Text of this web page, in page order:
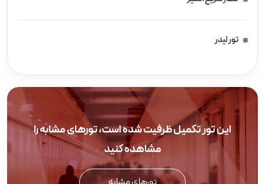
تور لیدر
این تور تکمیل ظرفیت شده است، تورهای مشابه را
مشاهده کنید